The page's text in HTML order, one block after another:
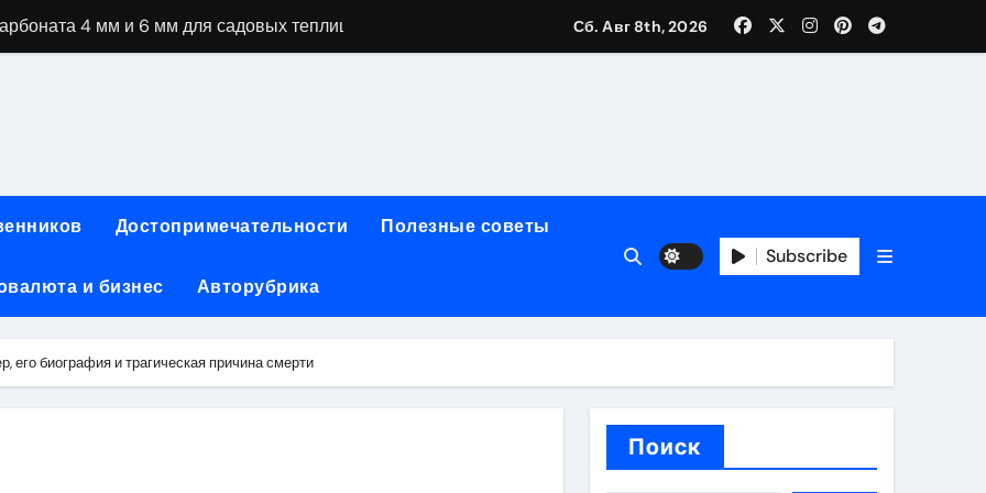
4 мм и 6 мм для садовых теплиц
алгоритмы работы, интерфейсы и совместимость двухкамерного ЭКС Apollo DR
чемоданов разных производителей: характеристики и маневренность
за 5 минут без верификации и банков с пополнением в стейблкоинах
и офисы продаж: контакты, адреса и режим работы
Сб. Авг 8th, 2026
Достопримечательности Полезные советы
и бизнес Авторубрика
Subscribe
его биография и трагическая причина смерти
Поиск